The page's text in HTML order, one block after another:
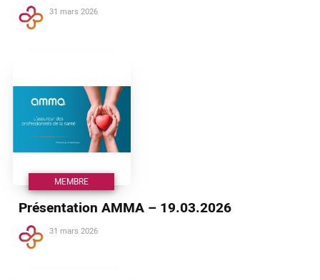
31 mars 2026
MEMBRE
Présentation AMMA – 19.03.2026
31 mars 2026